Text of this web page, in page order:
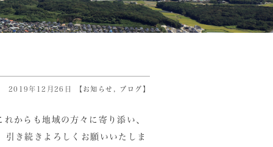
2019年12月26日 【 お知らせ ブログ 】
からも地域の方々に寄り添い、
き続きよろしくお願いいたしま